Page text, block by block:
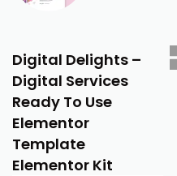
Digital Delights –
Digital Services
Ready To Use
Elementor
Template
Elementor Kit